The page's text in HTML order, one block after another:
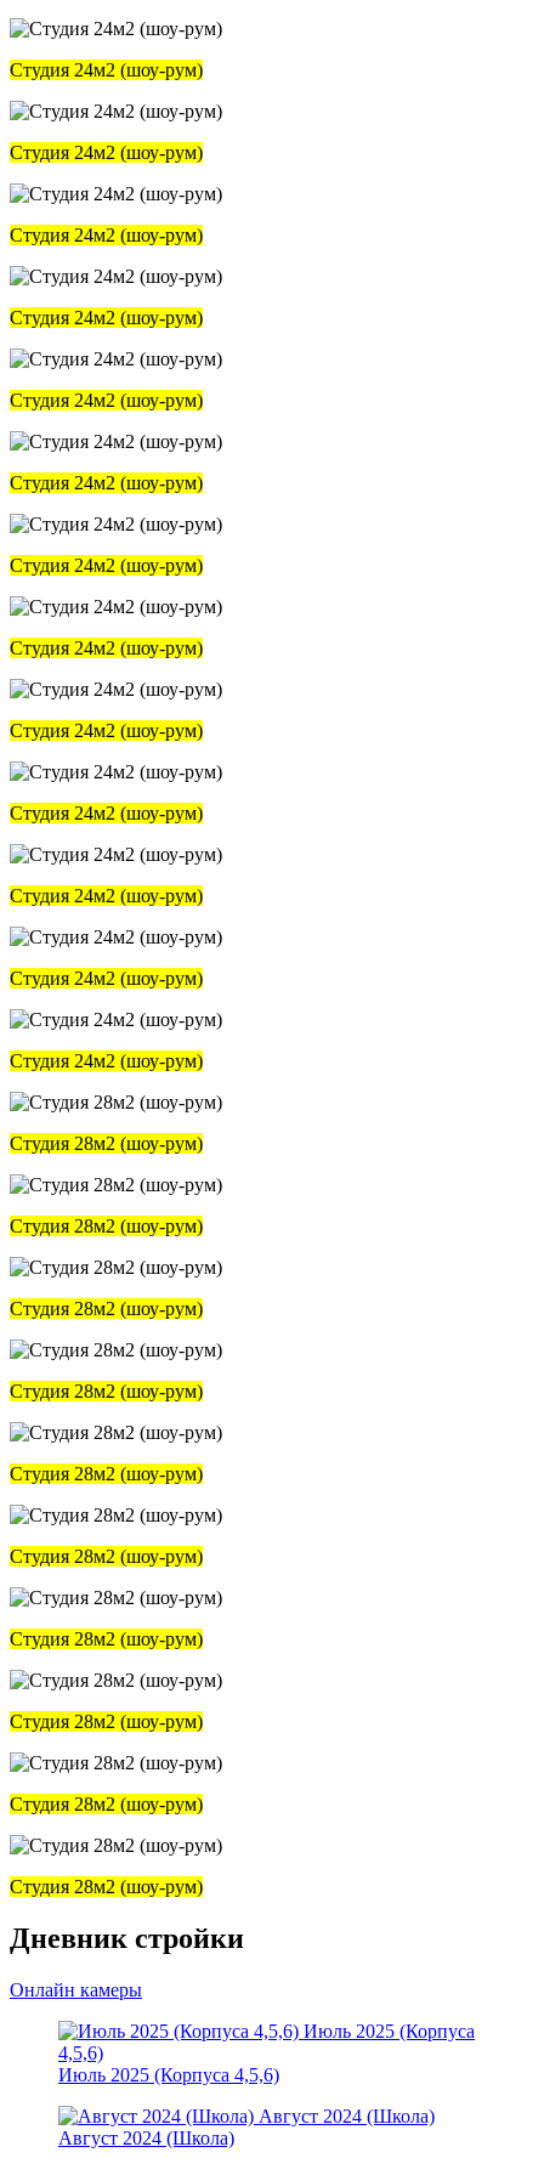
Студия 24м2 (шоу-рум)
Студия 24м2 (шоу-рум)
Студия 24м2 (шоу-рум)
Студия 24м2 (шоу-рум)
Студия 24м2 (шоу-рум)
Студия 24м2 (шоу-рум)
Студия 24м2 (шоу-рум)
Студия 24м2 (шоу-рум)
Студия 24м2 (шоу-рум)
Студия 24м2 (шоу-рум)
Студия 24м2 (шоу-рум)
Студия 24м2 (шоу-рум)
Студия 24м2 (шоу-рум)
Студия 28м2 (шоу-рум)
Студия 28м2 (шоу-рум)
Студия 28м2 (шоу-рум)
Студия 28м2 (шоу-рум)
Студия 28м2 (шоу-рум)
Студия 28м2 (шоу-рум)
Студия 28м2 (шоу-рум)
Студия 28м2 (шоу-рум)
Студия 28м2 (шоу-рум)
Студия 28м2 (шоу-рум)
Дневник стройки
Онлайн камеры
Июль 2025 (Корпуса
4,5,6)
Июль 2025 (Корпуса 4,5,6)
Август 2024 (Школа)
Август 2024 (Школа)